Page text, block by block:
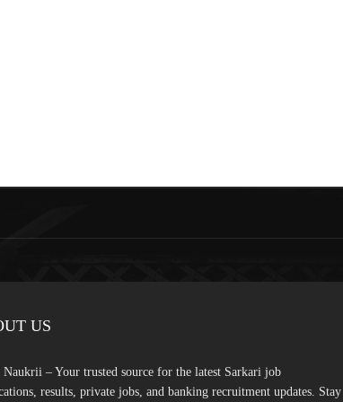
US
– Your trusted source for the latest Sarkari job
results, private jobs, and banking recruitment updates. Stay